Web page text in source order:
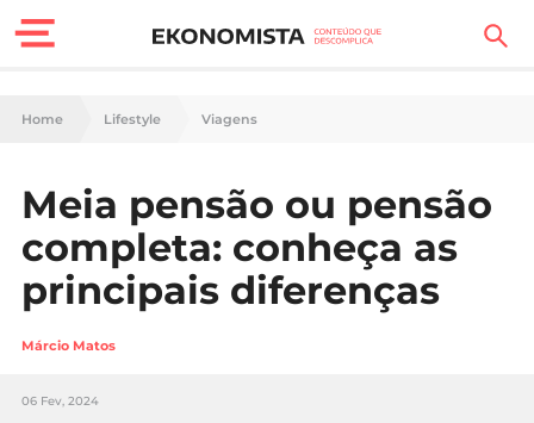
Finanças Pessoais
Carreira
Casa
Lifestyle
Sociedade
Home Lifestyle Viagens
Meia pensão ou pensão
completa: conheça as
principais diferenças
Márcio Matos
06 Fev, 2024